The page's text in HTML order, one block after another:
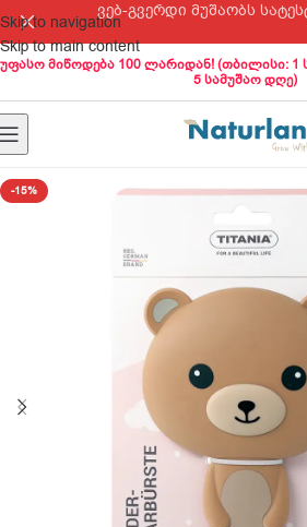
Skip to navigation
Skip to main content
ვებ-გვერდი მუშაობს
უფასო მიწოდება 100 ლარიდან! (თბილისი: 1
5 სამუშაო დღე)
-15%